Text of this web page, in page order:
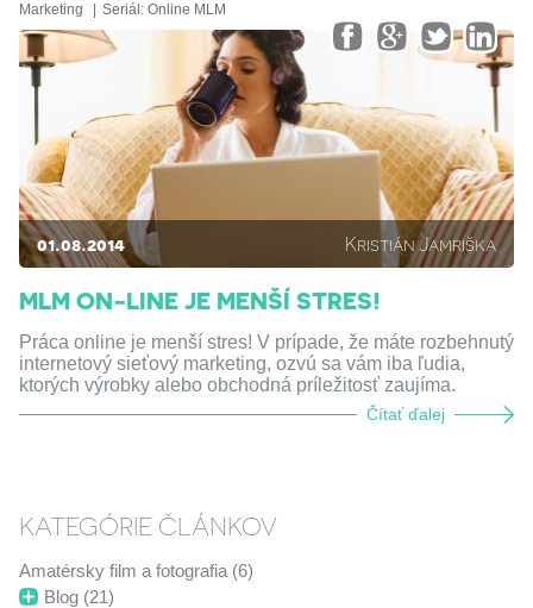
Marketing Seriál: Online MLM
01.08.2014 Kristián Jamriška
MLM ON-LINE JE MENŠÍ STRES!
Práca online je menší stres! V prípade, že máte rozbehnutý
internetový sieťový marketing, ozvú sa vám iba ľudia,
ktorých výrobky alebo obchodná príležitosť zaujíma.
Čítať ďalej
KATEGÓRIE ČLÁNKOV
Amatérsky film a fotografia (6)
Blog (21)